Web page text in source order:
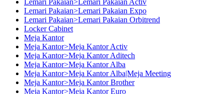
Lemari Pakaian>Lemari Pakaian Activ
Lemari Pakaian>Lemari Pakaian Expo
Lemari Pakaian>Lemari Pakaian Orbitrend
Locker Cabinet
Meja Kantor
Meja Kantor>Meja Kantor Activ
Meja Kantor>Meja Kantor Aditech
Meja Kantor>Meja Kantor Alba
Meja Kantor>Meja Kantor Alba|Meja Meeting
Meja Kantor>Meja Kantor Brother
Meja Kantor>Meja Kantor Euro